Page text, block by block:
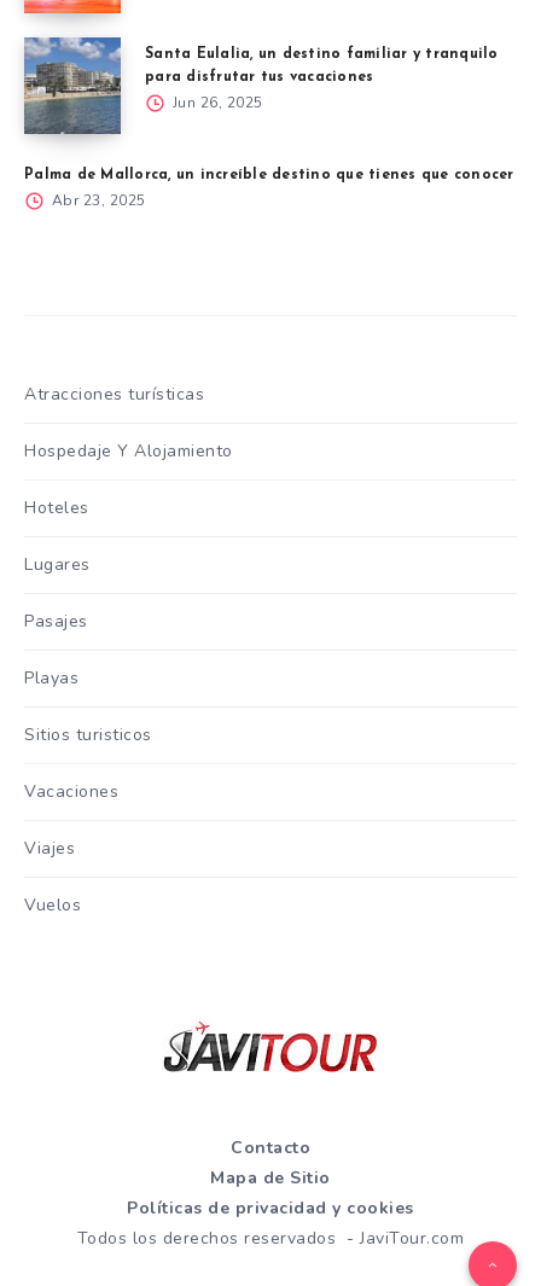
Santa Eulalia, un destino familiar y tranquilo
para disfrutar tus vacaciones
Jun 26, 2025
Palma de Mallorca, un increíble destino que tienes que conocer
Abr 23, 2025
Atracciones turísticas
Hospedaje Y Alojamiento
Hoteles
Lugares
Pasajes
Playas
Sitios turisticos
Vacaciones
Viajes
Vuelos
Contacto
Mapa de Sitio
Políticas de privacidad y cookies
Todos los derechos reservados - JaviTour.com